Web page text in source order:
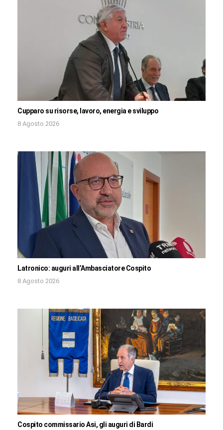
Cupparo su risorse, lavoro, energia e sviluppo
8 Agosto 2026
Latronico: auguri all’Ambasciatore Cospito
8 Agosto 2026
Cospito commissario Asi, gli auguri di Bardi